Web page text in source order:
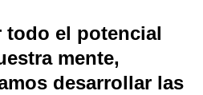
todo el potencial
mente,
desarrollar las